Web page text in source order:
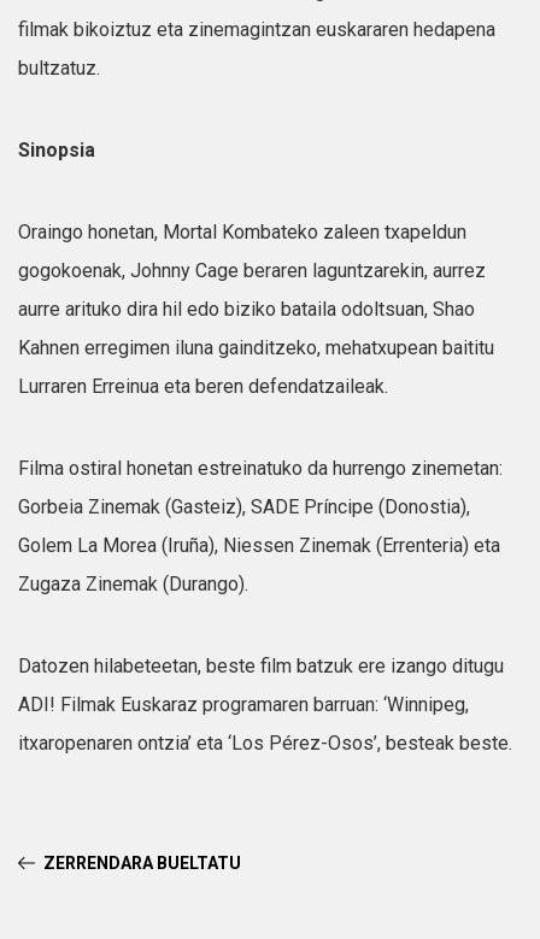
filmak bikoiztuz eta zinemagintzan euskararen hedapena
bultzatuz.
Sinopsia
Oraingo honetan, Mortal Kombateko zaleen txapeldun
gogokoenak, Johnny Cage beraren laguntzarekin, aurrez
aurre arituko dira hil edo biziko bataila odoltsuan, Shao
Kahnen erregimen iluna gainditzeko, mehatxupean baititu
Lurraren Erreinua eta beren defendatzaileak.
Filma ostiral honetan estreinatuko da hurrengo zinemetan:
Gorbeia Zinemak (Gasteiz), SADE Príncipe (Donostia),
Golem La Morea (Iruña), Niessen Zinemak (Errenteria) eta
Zugaza Zinemak (Durango).
Datozen hilabeteetan, beste film batzuk ere izango ditugu
ADI! Filmak Euskaraz programaren barruan: ‘Winnipeg,
itxaropenaren ontzia’ eta ‘Los Pérez-Osos’, besteak beste.
ZERRENDARA BUELTATU